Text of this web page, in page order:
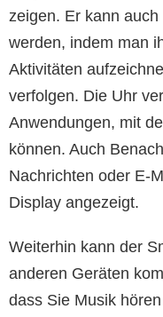
zeigen. Er kann
werden, indem man
Aktivitäten
verfolgen. Die Uhr
Anwendungen, mit
können. Auch
Nachrichten oder E-
Display angezeigt.
Weiterhin kann der
anderen Geräten
dass Sie Musik